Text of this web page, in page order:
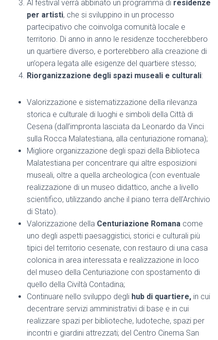
Al festival verrà abbinato un programma di residenze
per artisti, che si sviluppino in un processo
partecipativo che coinvolga comunità locale e
territorio. Di anno in anno le residenze toccherebbero
un quartiere diverso, e porterebbero alla creazione di
un’opera legata alle esigenze del quartiere stesso;
Riorganizzazione degli spazi museali e culturali:
Valorizzazione e sistematizzazione della rilevanza
storica e culturale di luoghi e simboli della Città di
Cesena (dall’impronta lasciata da Leonardo da Vinci
sulla Rocca Malatestiana, alla centuriazione romana);
Migliore organizzazione degli spazi della Biblioteca
Malatestiana per concentrare qui altre esposizioni
museali, oltre a quella archeologica (con eventuale
realizzazione di un museo didattico, anche a livello
scientifico, utilizzando anche il piano terra dell’Archivio
di Stato).
Valorizzazione della Centuriazione Romana come
uno degli aspetti paesaggistici, storici e culturali più
tipici del territorio cesenate, con restauro di una casa
colonica in area interessata e realizzazione in loco
del museo della Centuriazione con spostamento di
quello della Civiltà Contadina;
Continuare nello sviluppo degli hub di quartiere, in cui
decentrare servizi amministrativi di base e in cui
realizzare spazi per biblioteche, ludoteche, spazi per
incontri e giardini attrezzati; del Centro Cinema San